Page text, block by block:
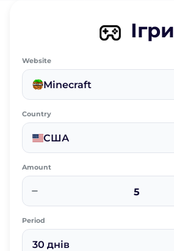
Ігри
Website
Minecraft
Country
США
Amount
−
Period
30 днів